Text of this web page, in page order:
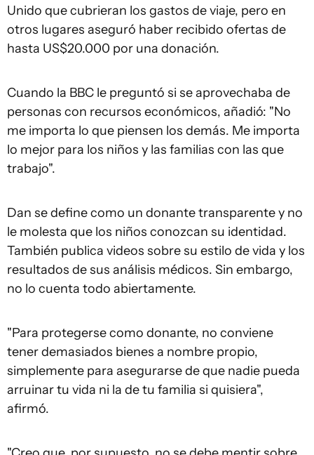
Unido que cubrieran los gastos de viaje, pero en
otros lugares aseguró haber recibido ofertas de
hasta US$20.000 por una donación.
Cuando la BBC le preguntó si se aprovechaba de
personas con recursos económicos, añadió: "No
me importa lo que piensen los demás. Me importa
lo mejor para los niños y las familias con las que
trabajo".
Dan se define como un donante transparente y no
le molesta que los niños conozcan su identidad.
También publica videos sobre su estilo de vida y los
resultados de sus análisis médicos. Sin embargo,
no lo cuenta todo abiertamente.
"Para protegerse como donante, no conviene
tener demasiados bienes a nombre propio,
simplemente para asegurarse de que nadie pueda
arruinar tu vida ni la de tu familia si quisiera",
afirmó.